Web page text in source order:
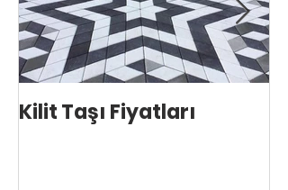
Kilit Taşı Fiyatları